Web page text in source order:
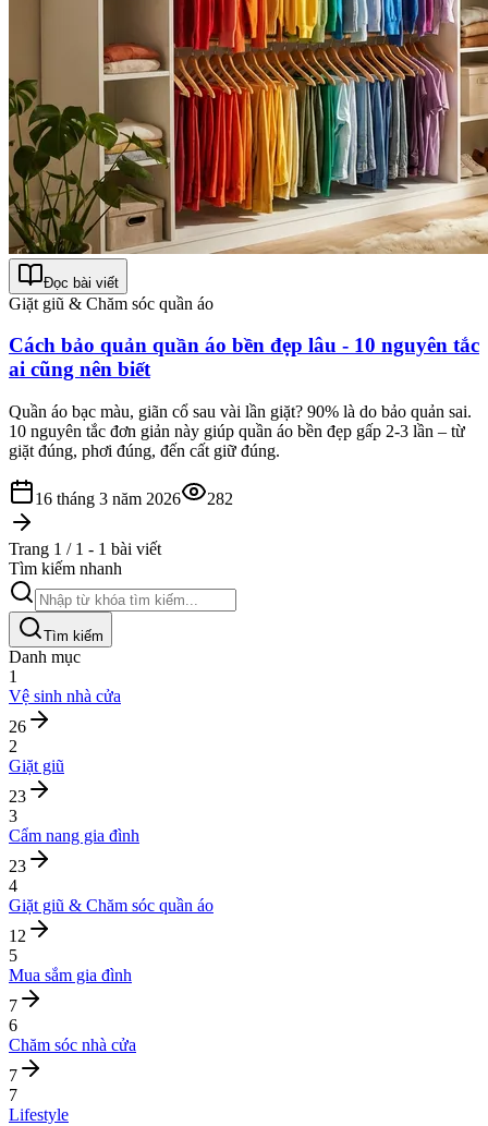
Đọc bài viết
Giặt giũ & Chăm sóc quần áo
Cách bảo quản quần áo bền đẹp lâu - 10 nguyên tắc
ai cũng nên biết
Quần áo bạc màu, giãn cổ sau vài lần giặt? 90% là do bảo quản sai.
10 nguyên tắc đơn giản này giúp quần áo bền đẹp gấp 2-3 lần – từ
giặt đúng, phơi đúng, đến cất giữ đúng.
16 tháng 3 năm 2026 282
Trang 1 / 1 - 1 bài viết
Tìm kiếm nhanh
Tìm kiếm
Danh mục
1
Vệ sinh nhà cửa
26
2
Giặt giũ
23
3
Cẩm nang gia đình
23
4
Giặt giũ & Chăm sóc quần áo
12
5
Mua sắm gia đình
7
6
Chăm sóc nhà cửa
7
7
Lifestyle